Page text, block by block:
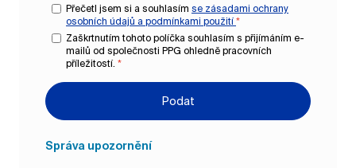
Přečetl jsem si a souhlasím se zásadami ochrany
osobních údajů a podmínkami použití *
Zaškrtnutím tohoto políčka souhlasím s přijímáním e-
mailů od společnosti PPG ohledně pracovních
příležitostí. *
Podat
Správa upozornění